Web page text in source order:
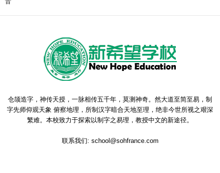
仓颉造字，神传天授，一脉相传五千年，莫测神奇。然大道至简至易，制
字先师仰观天象 俯察地理，所制汉字暗合天地至理，绝非今世所视之艰深
繁难。本校致力于探索以制字之易理，教授中文的新途径。
联系我们: school@sohfrance.com